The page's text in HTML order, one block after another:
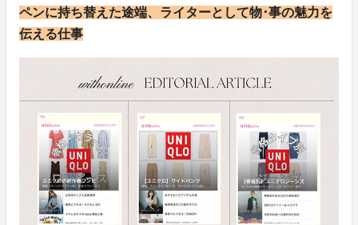
ペンに持ち替えた途端、ライターとして物･事の魅力を
伝える仕事